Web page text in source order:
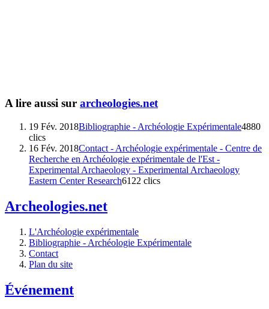
A lire aussi sur archeologies.net
19 Fév. 2018Bibliographie - Archéologie Expérimentale4880
clics
16 Fév. 2018Contact - Archéologie expérimentale - Centre de
Recherche en Archéologie expérimentale de l'Est -
Experimental Archaeology - Experimental Archaeology
Eastern Center Research6122 clics
Archeologies.net
L'Archéologie expérimentale
Bibliographie - Archéologie Expérimentale
Contact
Plan du site
Événement